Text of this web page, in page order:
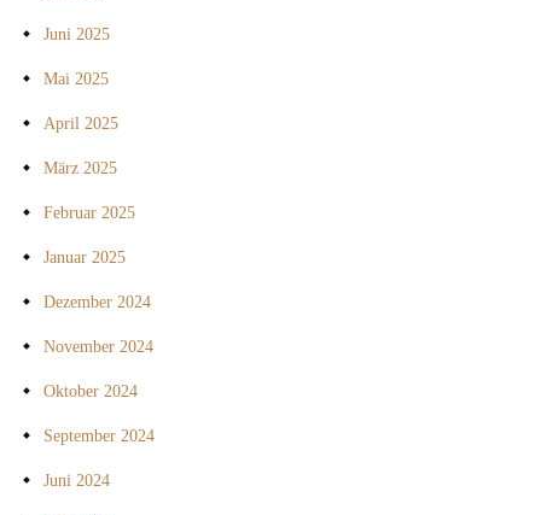
Juni 2025
Mai 2025
April 2025
März 2025
Februar 2025
Januar 2025
Dezember 2024
November 2024
Oktober 2024
September 2024
Juni 2024